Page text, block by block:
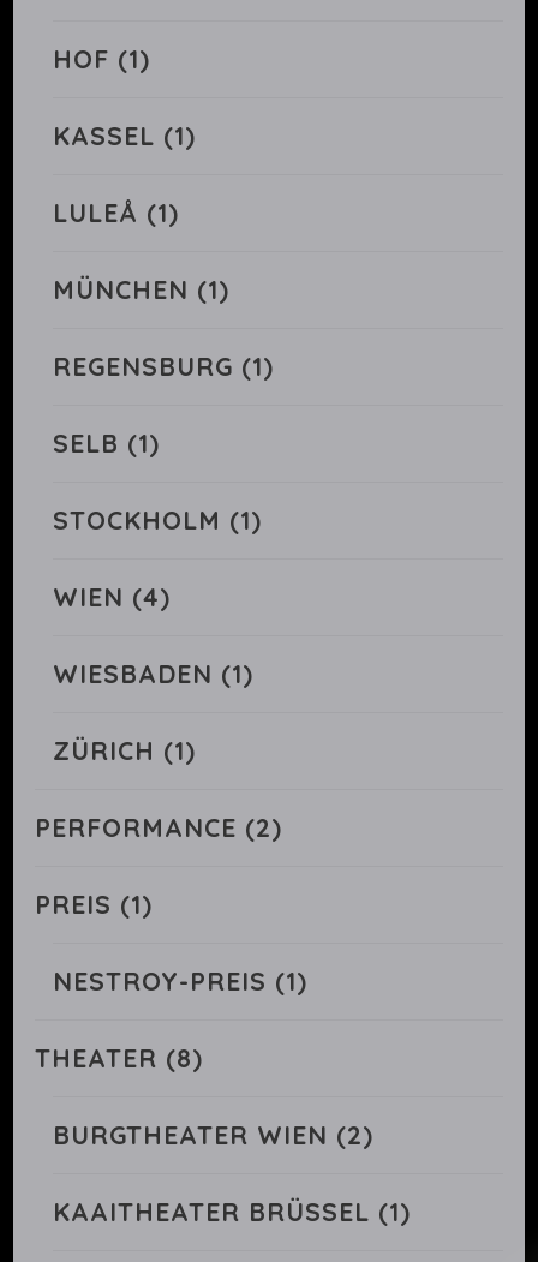
HOF (1)
KASSEL (1)
LULEÅ (1)
MÜNCHEN (1)
REGENSBURG (1)
SELB (1)
STOCKHOLM (1)
WIEN (4)
WIESBADEN (1)
ZÜRICH (1)
PERFORMANCE (2)
PREIS (1)
NESTROY-PREIS (1)
THEATER (8)
BURGTHEATER WIEN (2)
KAAITHEATER BRÜSSEL (1)